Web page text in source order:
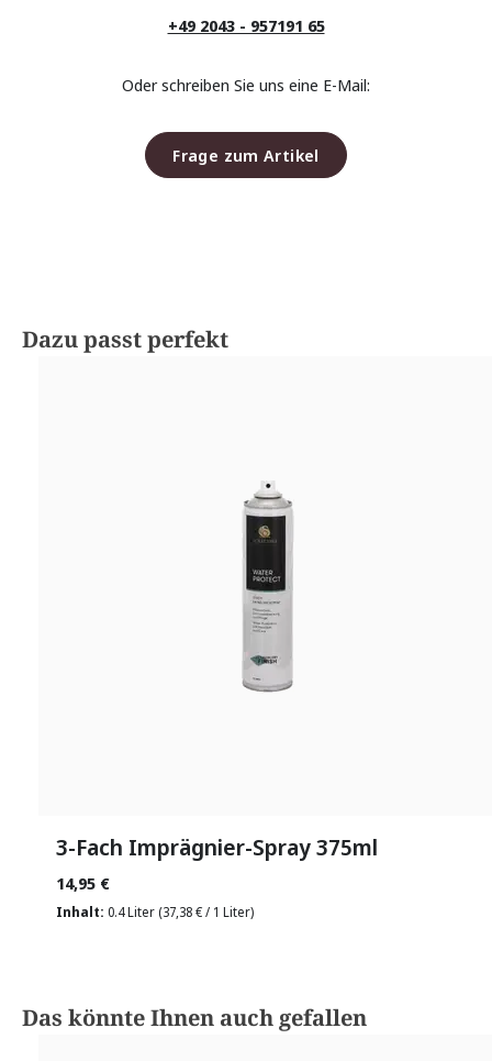
+49 2043 - 957191 65
Oder schreiben Sie uns eine E-Mail:
Frage zum Artikel
Produktgalerie überspringen
Dazu passt perfekt
3-Fach Imprägnier-Spray 375ml
Inhalt: 0.4 Liter (37,38 € / 1 Liter)
14,95 €
Produktgalerie überspringen
Das könnte Ihnen auch gefallen